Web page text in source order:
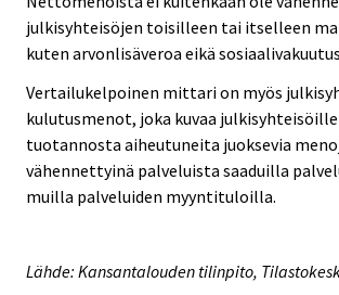
julkisyhteisöjen toisilleen tai itselleen
kuten arvonlisäveroa eikä
Vertailukelpoinen mittari on myös
kulutusmenot, joka kuvaa
tuotannosta aiheutuneita juoksevia
vähennettyinä palveluista saaduilla
muilla palveluiden myyntituloilla.
Lähde: Kansantalouden tilinpito,